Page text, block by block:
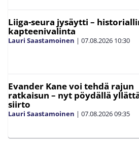
Liiga-seura jysäytti –
kapteenivalinta
Lauri Saastamoinen | 07.08.2026 10:30
Evander Kane voi tehdä rajun
ratkaisun – nyt pöydällä
siirto
Lauri Saastamoinen | 07.08.202609:35